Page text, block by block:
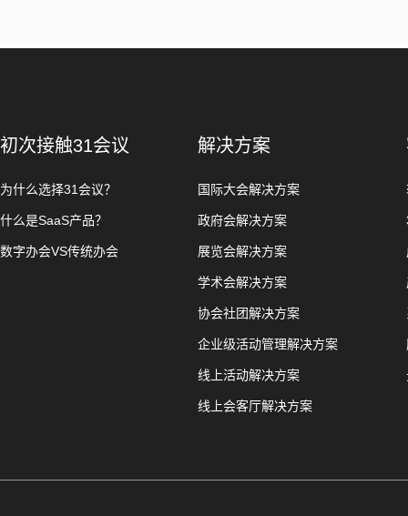
初次接触31会议
为什么选择31会议？
什么是SaaS产品？
数字办会VS传统办会
解决方案
国际大会解决方案
政府会解决方案
展览会解决方案
学术会解决方案
协会社团解决方案
企业级活动管理解决方案
线上活动解决方案
线上会客厅解决方案